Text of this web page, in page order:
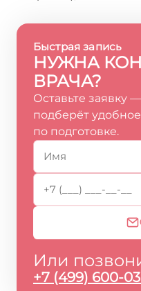
Быстрая запись
НУЖНА
ВРАЧА?
Оставьте заявку
подберёт
по подготовке.
Или
+7 (499) 600-